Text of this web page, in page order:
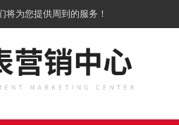
将为您提供周到的服务！